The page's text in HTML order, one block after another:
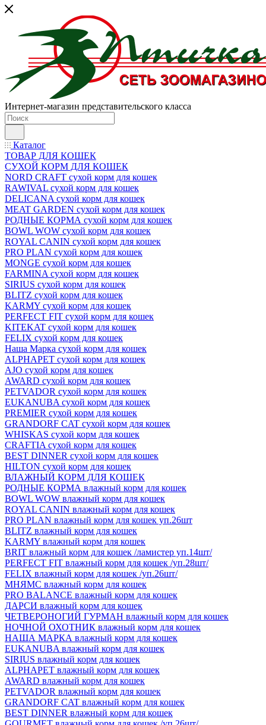
Интернет-магазин представительского класса
Каталог
ТОВАР ДЛЯ КОШЕК
СУХОЙ КОРМ ДЛЯ КОШЕК
NORD CRAFT сухой корм для кошек
RAWIVAL сухой корм для кошек
DELICANA сухой корм для кошек
MEAT GARDEN сухой корм для кошек
РОДНЫЕ КОРМА сухой корм для кошек
BOWL WOW сухой корм для кошек
ROYAL CANIN сухой корм для кошек
PRO PLAN сухой корм для кошек
MONGE сухой корм для кошек
FARMINA сухой корм для кошек
SIRIUS сухой корм для кошек
BLITZ сухой корм для кошек
KARMY сухой корм для кошек
PERFECT FIT сухой корм для кошек
KITEKAT сухой корм для кошек
FELIX сухой корм для кошек
Наша Марка сухой корм для кошек
ALPHAPET сухой корм для кошек
AJO сухой корм для кошек
AWARD сухой корм для кошек
PETVADOR сухой корм для кошек
EUKANUBA сухой корм для кошек
PREMIER сухой корм для кошек
GRANDORF CAT сухой корм для кошек
WHISKAS сухой корм для кошек
CRAFTIA сухой корм для кошек
BEST DINNER сухой корм для кошек
HILTON сухой корм для кошек
ВЛАЖНЫЙ КОРМ ДЛЯ КОШЕК
РОДНЫЕ КОРМА влажный корм для кошек
BOWL WOW влажный корм для кошек
ROYAL CANIN влажный корм для кошек
PRO PLAN влажный корм для кошек уп.26шт
BLITZ влажный корм для кошек
KARMY влажный корм для кошек
BRIT влажный корм для кошек /ламистер уп.14шт/
PERFECT FIT влажный корм для кошек /уп.28шт/
FELIX влажный корм для кошек /уп.26шт/
МНЯМС влажный корм для кошек
PRO BALANCE влажный корм для кошек
ДАРСИ влажный корм для кошек
ЧЕТВЕРОНОГИЙ ГУРМАН влажный корм для кошек
НОЧНОЙ ОХОТНИК влажный корм для кошек
НАША МАРКА влажный корм для кошек
EUKANUBA влажный корм для кошек
SIRIUS влажный корм для кошек
ALPHAPET влажный корм для кошек
AWARD влажный корм для кошек
PETVADOR влажный корм для кошек
GRANDORF CAT влажный корм для кошек
BEST DINNER влажный корм для кошек